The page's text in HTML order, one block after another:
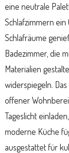
eine neutrale
Schlafzimmern
Schlafräume
Badezimmer, die
Materialien
widerspiegeln.
offener
Tageslicht
moderne Küche
ausgestattet für